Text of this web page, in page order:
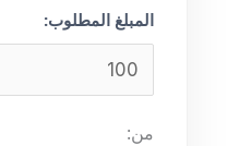
المبلغ المطلوب:
من: